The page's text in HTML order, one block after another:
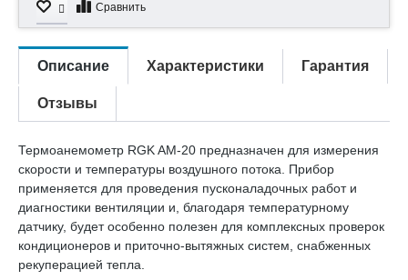
Сравнить
Описание Характеристики Гарантия
Отзывы
Термоанемометр RGK AM-20 предназначен для измерения
скорости и температуры воздушного потока. Прибор
применяется для проведения пусконаладочных работ и
диагностики вентиляции и, благодаря температурному
датчику, будет особенно полезен для комплексных проверок
кондиционеров и приточно-вытяжных систем, снабженных
рекуперацией тепла.